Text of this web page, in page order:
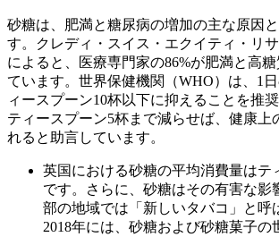
砂糖は、肥満と糖尿病の増加の主な原因
す。クレディ・スイス・エクイティ・リ
によると、医療専門家の86%が肥満と高
ています。世界保健機関（WHO）は、1
ィースプーン10杯以下に抑えることを推
ティースプーン5杯まで減らせば、健康上
れると助言しています。
英国における砂糖の平均消費量はテ
です。さらに、砂糖はその有害な影
部の地域では「新しいタバコ」と呼
2018年には、砂糖および砂糖菓子の